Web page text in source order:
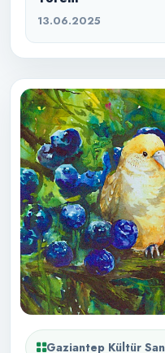
Gaziantep Kültür
13.06.2025